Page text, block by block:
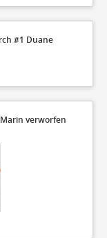
#1 Duane
verworfen